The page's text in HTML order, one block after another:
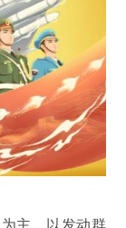
主、以发动群